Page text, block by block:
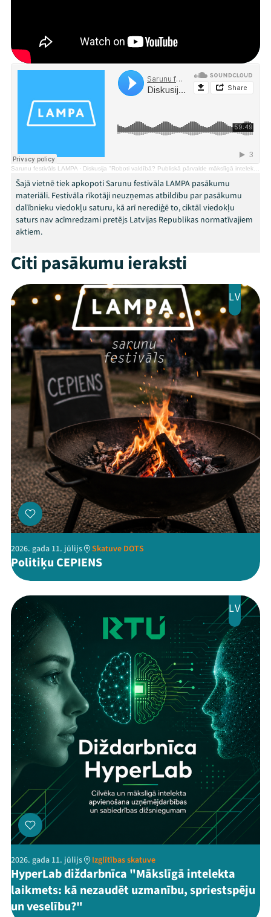
Sarunu festivāls LAMPA · Diskusija "Roboti valdībā? Publiskā pārvalde mākslīgā intelekta laikmetā"
Šajā vietnē tiek apkopoti Sarunu festivāla LAMPA pasākumu
materiāli. Festivāla rīkotāji neuzņemas atbildību par pasākumu
dalībnieku viedokļu saturu, kā arī nerediģē to, ciktāl viedokļu
saturs nav acīmredzami pretējs Latvijas Republikas normatīvajiem
aktiem.
Citi pasākumu ieraksti
LV
2026. gada 11. jūlijs Skatuve DOTS
Politiķu CEPIENS
LV
2026. gada 11. jūlijs Izglītības skatuve
HyperLab diždarbnīca "Mākslīgā intelekta
laikmets: kā nezaudēt uzmanību, spriestspēju
un veselību?"